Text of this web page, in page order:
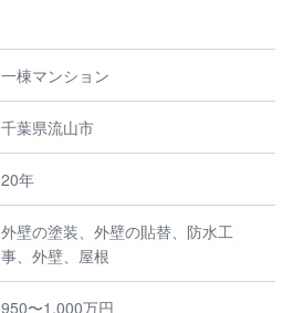
一棟マンション
千葉県流山市
20年
外壁の塗装、外壁の貼替、防水工
事、外壁、屋根
950〜1,000万円